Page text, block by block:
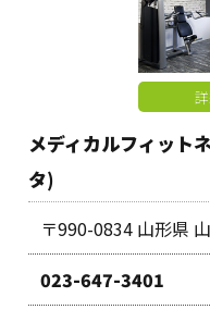
メディカルフィット
タ)
〒990-0834 山形県
023-647-3401